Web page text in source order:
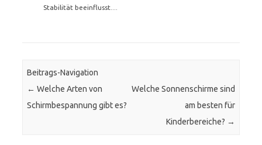
Stabilität beeinflusst....
Beitrags-Navigation
← Welche Arten von
Schirmbespannung gibt es?
Welche Sonnenschirme sind
am besten für
Kinderbereiche? →